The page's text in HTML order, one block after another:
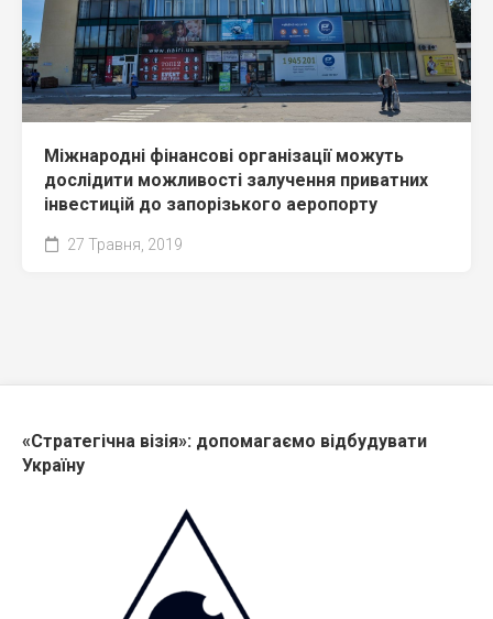
Міжнародні фінансові організації можуть
дослідити можливості залучення приватних
інвестицій до запорізького аеропорту
27 Травня, 2019
«Стратегічна візія»: допомагаємо відбудувати
Україну